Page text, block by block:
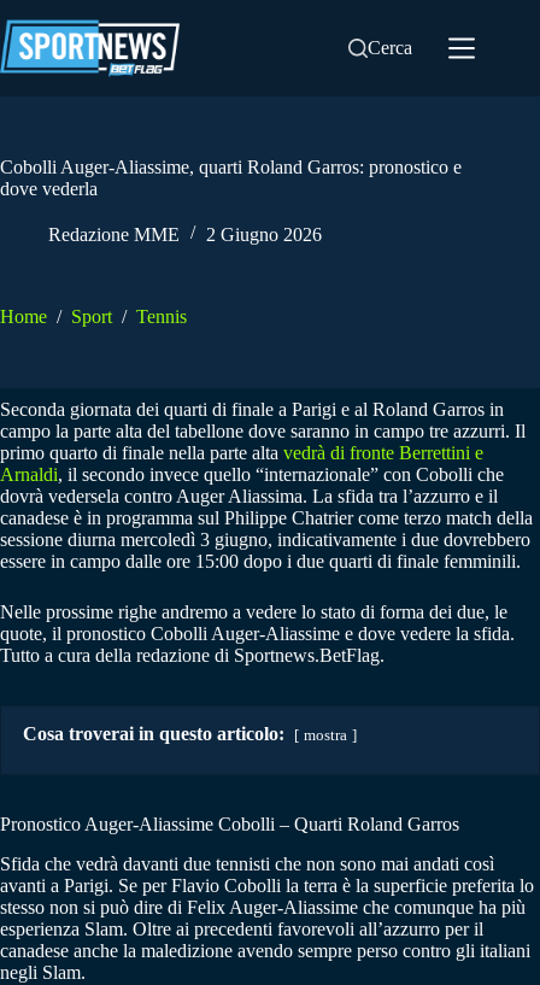
al
contenuto
Cerca
Cobolli Auger-Aliassime, quarti Roland Garros: pronostico e
dove vederla
Redazione MME 2 Giugno 2026
Home / Sport / Tennis
Seconda giornata dei quarti di finale a Parigi e al Roland Garros in
campo la parte alta del tabellone dove saranno in campo tre azzurri. Il
primo quarto di finale nella parte alta vedrà di fronte Berrettini e
Arnaldi, il secondo invece quello “internazionale” con Cobolli che
dovrà vedersela contro Auger Aliassima. La sfida tra l’azzurro e il
canadese è in programma sul Philippe Chatrier come terzo match della
sessione diurna mercoledì 3 giugno, indicativamente i due dovrebbero
essere in campo dalle ore 15:00 dopo i due quarti di finale femminili.
Nelle prossime righe andremo a vedere lo stato di forma dei due, le
quote, il pronostico Cobolli Auger-Aliassime e dove vedere la sfida.
Tutto a cura della redazione di Sportnews.BetFlag.
Cosa troverai in questo articolo: mostra
Pronostico Auger-Aliassime Cobolli – Quarti Roland Garros
Sfida che vedrà davanti due tennisti che non sono mai andati così
avanti a Parigi. Se per Flavio Cobolli la terra è la superficie preferita lo
stesso non si può dire di Felix Auger-Aliassime che comunque ha più
esperienza Slam. Oltre ai precedenti favorevoli all’azzurro per il
canadese anche la maledizione avendo sempre perso contro gli italiani
negli Slam.